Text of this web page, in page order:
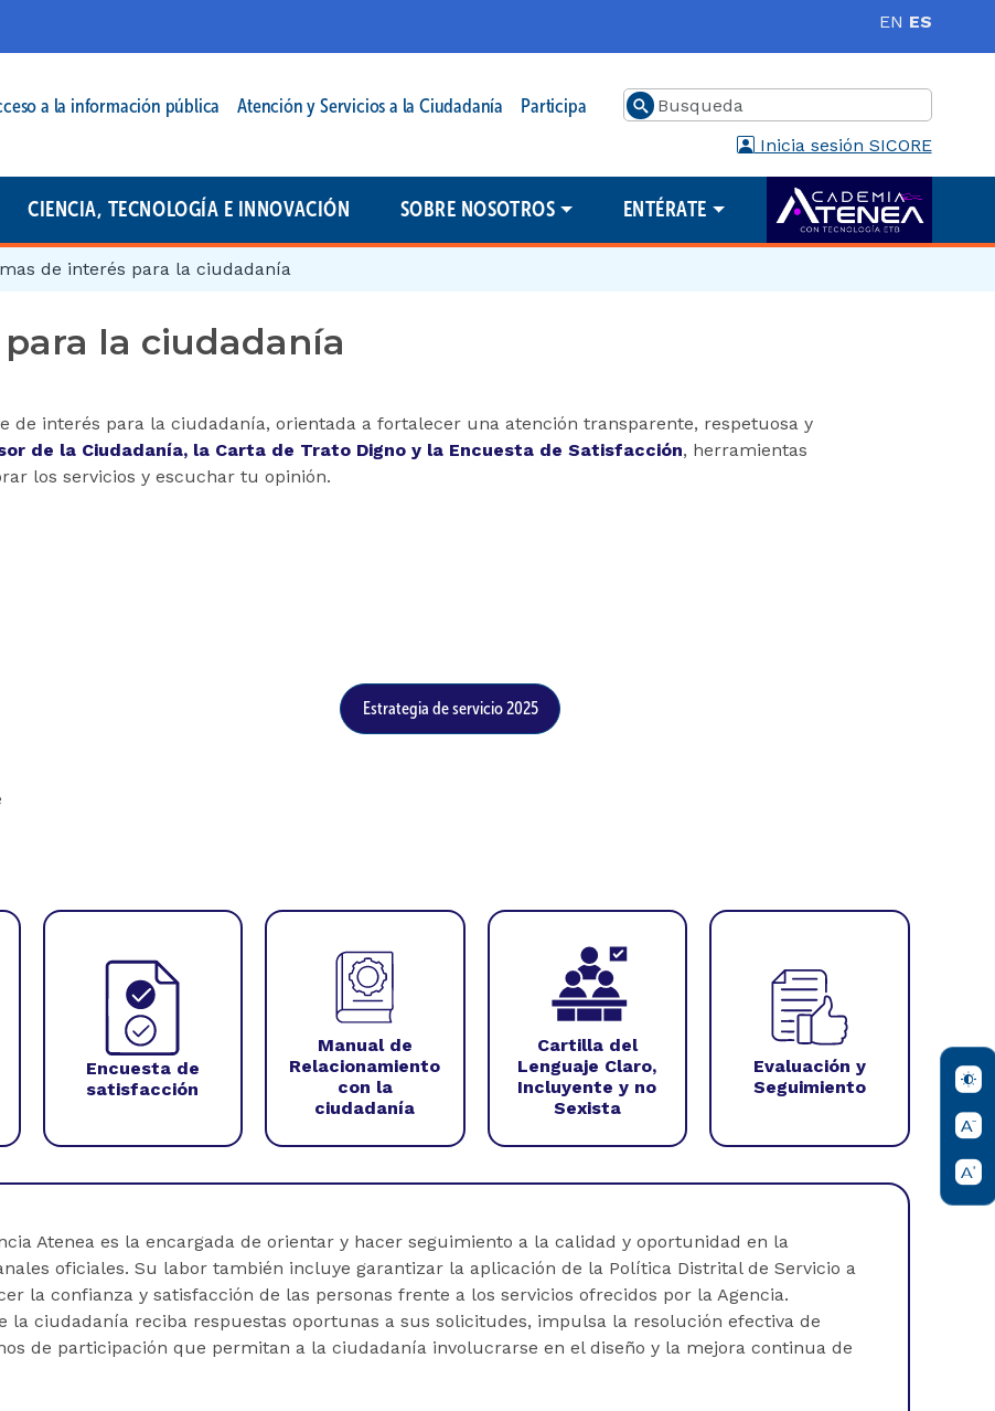
EN ES
a la información pública Atención y Servicios a la Ciudadanía Participa Buscar
Inicia sesión SICORE
CIENCIA, TECNOLOGÍA E INNOVACIÓN SOBRE NOSOTROS ENTÉRATE
de interés para la ciudadanía
la ciudadanía
de interés para la ciudadanía, orientada a fortalecer una atención transparente, respetuosa y
de la Ciudadanía, la Carta de Trato Digno y la Encuesta de Satisfacción, herramientas
los servicios y escuchar tu opinión.
Estrategia de servicio 2025
Encuesta de
satisfacción
Manual de
Relacionamiento
con la
ciudadanía
Cartilla del
Lenguaje Claro,
Incluyente y no
Sexista
Evaluación y
Seguimiento
Atenea es la encargada de orientar y hacer seguimiento a la calidad y oportunidad en la
oficiales. Su labor también incluye garantizar la aplicación de la Política Distrital de Servicio a
la confianza y satisfacción de las personas frente a los servicios ofrecidos por la Agencia.
la ciudadanía reciba respuestas oportunas a sus solicitudes, impulsa la resolución efectiva de
de participación que permitan a la ciudadanía involucrarse en el diseño y la mejora continua de